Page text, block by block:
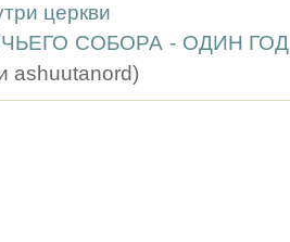
церкви
СОБОРА - ОДИН ГОД
ashuutanord)